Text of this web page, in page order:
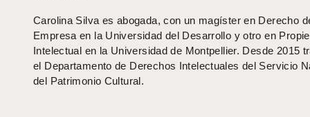
Carolina Silva es abogada, con un magíster en Derecho
Empresa en la Universidad del Desarrollo y otro en
Intelectual en la Universidad de Montpellier. Desde 2015
el Departamento de Derechos Intelectuales del Servicio
del Patrimonio Cultural.